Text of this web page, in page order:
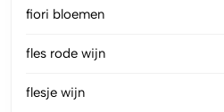
fiori bloemen
fles rode wijn
flesje wijn